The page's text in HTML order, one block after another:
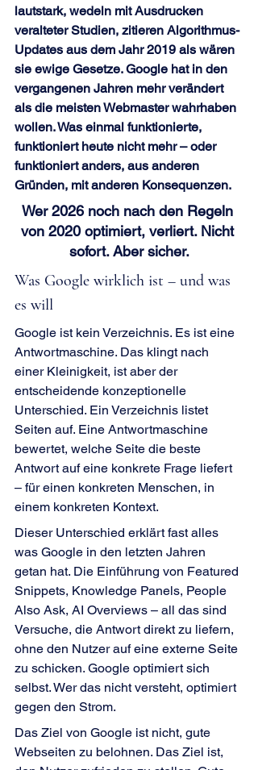
lautstark, wedeln mit Ausdrucken
veralteter Studien, zitieren Algorithmus-
Updates aus dem Jahr 2019 als wären
sie ewige Gesetze. Google hat in den
vergangenen Jahren mehr verändert
als die meisten Webmaster wahrhaben
wollen. Was einmal funktionierte,
funktioniert heute nicht mehr – oder
funktioniert anders, aus anderen
Gründen, mit anderen Konsequenzen.
Wer 2026 noch nach den Regeln
von 2020 optimiert, verliert. Nicht
sofort. Aber sicher.
Was Google wirklich ist – und was
es will
Google ist kein Verzeichnis. Es ist eine
Antwortmaschine. Das klingt nach
einer Kleinigkeit, ist aber der
entscheidende konzeptionelle
Unterschied. Ein Verzeichnis listet
Seiten auf. Eine Antwortmaschine
bewertet, welche Seite die beste
Antwort auf eine konkrete Frage liefert
– für einen konkreten Menschen, in
einem konkreten Kontext.
Dieser Unterschied erklärt fast alles
was Google in den letzten Jahren
getan hat. Die Einführung von Featured
Snippets, Knowledge Panels, People
Also Ask, AI Overviews – all das sind
Versuche, die Antwort direkt zu liefern,
ohne den Nutzer auf eine externe Seite
zu schicken. Google optimiert sich
selbst. Wer das nicht versteht, optimiert
gegen den Strom.
Das Ziel von Google ist nicht, gute
Webseiten zu belohnen. Das Ziel ist,